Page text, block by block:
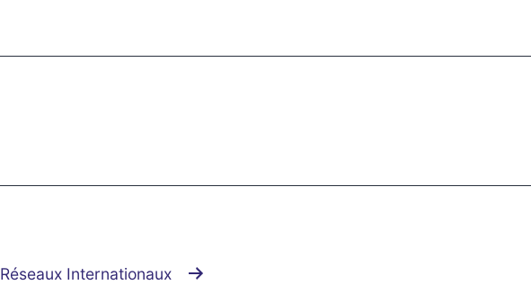
Réseaux Internationaux